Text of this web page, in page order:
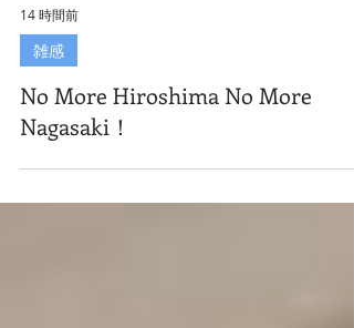
14 時間前
雑感
No More Hiroshima No More
Nagasaki！